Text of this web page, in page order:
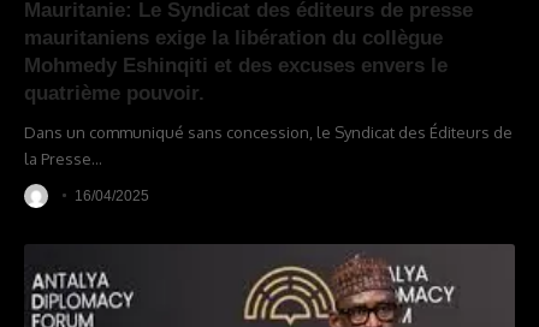
Mauritanie: Le Syndicat des éditeurs de presse
mauritaniens exige la libération du collègue
Mohmedy Eshinqiti et des excuses envers le
quatrième pouvoir.
Dans un communiqué sans concession, le Syndicat des Éditeurs de
la Presse…
16/04/2025